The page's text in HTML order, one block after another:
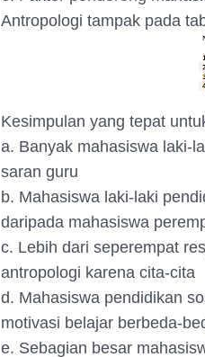
Antropologi tampak pada
Kesimpulan yang tepat
a. Banyak mahasiswa laki-
saran guru
b. Mahasiswa laki-laki
daripada mahasiswa
c. Lebih dari seperempat
antropologi karena cita-cita
d. Mahasiswa pendidikan
motivasi belajar berbeda-
e. Sebagian besar